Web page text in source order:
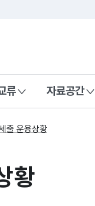
복한 대
류 자료공간
출 운용상황
황